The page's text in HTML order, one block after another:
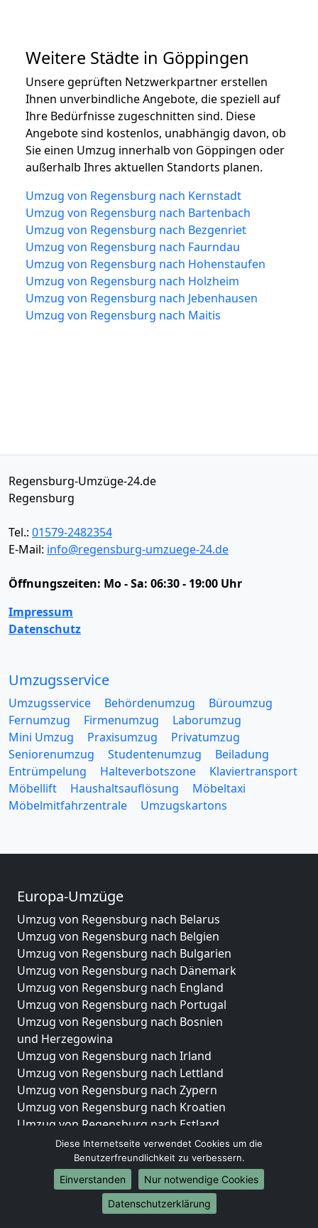
Weitere Städte in Göppingen
Unsere geprüften Netzwerkpartner erstellen
Ihnen unverbindliche Angebote, die speziell auf
Ihre Bedürfnisse zugeschnitten sind. Diese
Angebote sind kostenlos, unabhängig davon, ob
Sie einen Umzug innerhalb von Göppingen oder
außerhalb Ihres aktuellen Standorts planen.
Umzug von Regensburg nach Kernstadt
Umzug von Regensburg nach Bartenbach
Umzug von Regensburg nach Bezgenriet
Umzug von Regensburg nach Faurndau
Umzug von Regensburg nach Hohenstaufen
Umzug von Regensburg nach Holzheim
Umzug von Regensburg nach Jebenhausen
Umzug von Regensburg nach Maitis
Regensburg-Umzüge-24.de
Regensburg
Tel.: 01579-2482354
E-Mail: info@regensburg-umzuege-24.de
Öffnungszeiten: Mo - Sa: 06:30 - 19:00 Uhr
Impressum
Datenschutz
Umzugsservice
Umzugsservice Behördenumzug
Büroumzug
Fernumzug
Firmenumzug
Laborumzug
Mini Umzug
Praxisumzug
Privatumzug
Seniorenumzug
Studentenumzug
Beiladung
Entrümpelung
Halteverbotszone
Klaviertransport
Möbellift
Haushaltsauflösung
Möbeltaxi
Möbelmitfahrzentrale
Umzugskartons
Europa-Umzüge
Umzug von Regensburg nach Belarus
Umzug von Regensburg nach Belgien
Umzug von Regensburg nach Bulgarien
Umzug von Regensburg nach Dänemark
Umzug von Regensburg nach England
Umzug von Regensburg nach Portugal
Umzug von Regensburg nach Bosnien
und Herzegowina
Umzug von Regensburg nach Irland
Umzug von Regensburg nach Lettland
Umzug von Regensburg nach Zypern
Umzug von Regensburg nach Kroatien
Umzug von Regensburg nach Estland
Umzug von Regensburg nach Finnland
Umzug von Regensburg nach Frankreich
Umzug von Regensburg nach Griechenland
Umzug von Regensburg nach Italien
Umzug von Regensburg nach Liechtenstein
Diese Internetseite verwendet Cookies um die
Benutzerfreundlichkeit zu verbessern.
Einverstanden
Nur notwendige Cookies
Datenschutzerklärung